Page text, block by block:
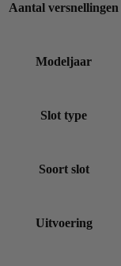
Aantal versnellingen
Modeljaar
Slot type
Soort slot
Uitvoering